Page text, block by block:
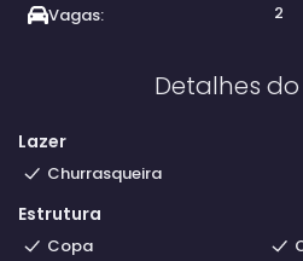
Vagas:
2
Detalhes
Lazer
Churrasqueira
Estrutura
Copa